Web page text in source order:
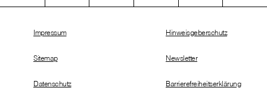
Impressum
Sitemap
Datenschutz
Hinweisgeberschutz
Newsletter
Barrierefreiheitserklärung